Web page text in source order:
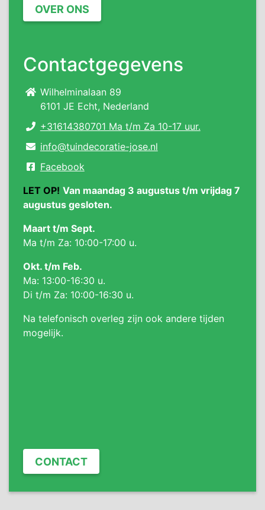
OVER ONS
Contactgegevens
Wilhelminalaan 89
6101 JE Echt, Nederland
+31614380701 Ma t/m Za 10-17 uur.
info@tuindecoratie-jose.nl
Facebook
LET OP! Van maandag 3 augustus t/m vrijdag 7
augustus gesloten.
Maart t/m Sept.
Ma t/m Za: 10:00-17:00 u.
Okt. t/m Feb.
Ma: 13:00-16:30 u.
Di t/m Za: 10:00-16:30 u.
Na telefonisch overleg zijn ook andere tijden
mogelijk.
CONTACT